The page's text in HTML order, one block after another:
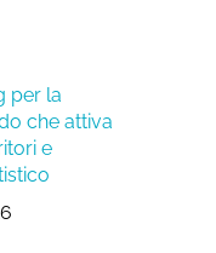
per la
che attiva
e